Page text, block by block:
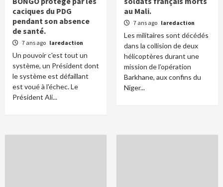
caciques du PDG
pendant son absence
de santé.
7 ans ago laredaction
Un pouvoir c'est tout un
système, un Président dont
le système est défaillant
est voué à l'échec. Le
Président Ali...
au Mali.
7 ans ago laredaction
Les militaires sont décédés
dans la collision de deux
hélicoptères durant une
mission de l’opération
Barkhane, aux confins du
Niger...